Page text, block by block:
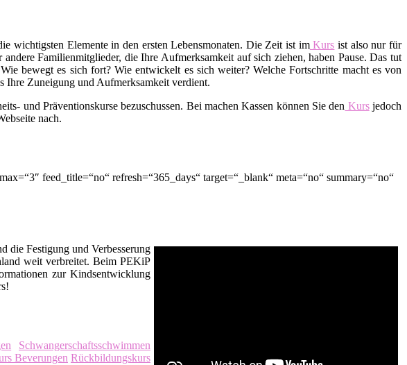
wichtigsten Elemente in den ersten Lebensmonaten. Die Zeit ist imKurs ist also nur für
Familienmitglieder, die Ihre Aufmerksamkeit auf sich ziehen, haben Pause. Das tut
bewegt es sich fort? Wie entwickelt es sich weiter? Welche Fortschritte macht es von
Ihre Zuneigung und Aufmerksamkeit verdient.
und Präventionskurse bezuschussen. Bei machen Kassen können Sie den Kursjedoch
nach.
feed_title=“no“ refresh=“365_days“ target=“_blank“ meta=“no“ summary=“no“
die Festigung und Verbesserung
weit verbreitet. Beim PEKiP
zur Kindsentwicklung
Schwangerschaftsschwimmen
Beverungen Rückbildungskurs